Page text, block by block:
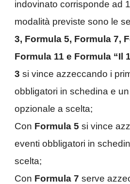
indovinato corrisponde ad
modalità previste sono le
3, Formula 5, Formula 7,
Formula 11 e Formula “Il
3 si vince azzeccando i
obbligatori in schedina e
opzionale a scelta;
Con Formula 5 si vince
eventi obbligatori in
scelta;
Con Formula 7 serve